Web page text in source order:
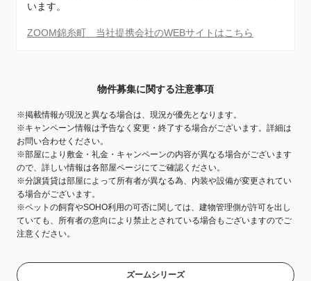
います。
ZOOM錦糸町 当社提携会社のWEBサイトはこちら
物件募集に関する注意事項
※掲載情報が現況と異なる場合は、現況が優先となります。
※キャンペーン情報は予告なく変更・終了する場合がございます。詳細は
お問い合わせください。
※部屋により敷金・礼金・キャンペーンの内容が異なる場合がございます
ので、詳しい情報は各部屋ページにてご確認ください。
※分譲賃貸は部屋によって所有者が異なる為、内装や設備が変更されてい
る場合がございます。
※ペットの飼育やSOHO利用の可否に関しては、建物管理側が許可を出し
ていても、所有者の意向により禁止とされている場合もございますのでご
注意ください。
ズームシリーズ